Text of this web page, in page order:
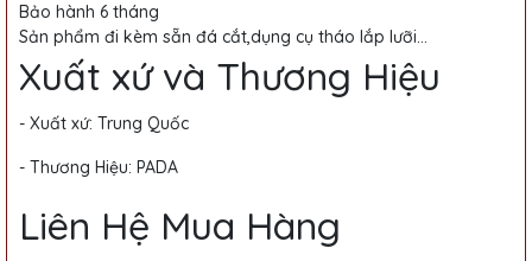
Bảo hành 6 tháng
Sản phẩm đi kèm sẵn đá cắt,dụng cụ tháo lắp lưỡi...
Xuất xứ và Thương Hiệu
- Xuất xứ: Trung Quốc
- Thương Hiệu: PADA
Liên Hệ Mua Hàng